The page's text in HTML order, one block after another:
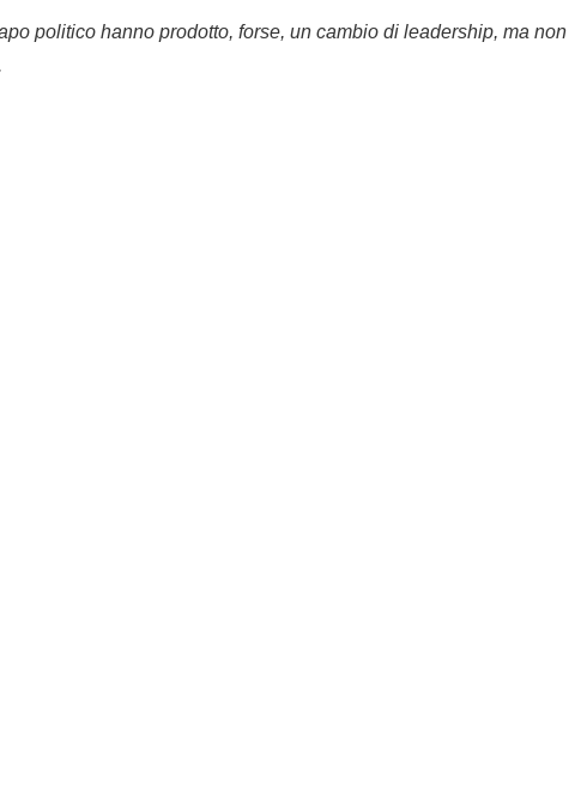
politico hanno prodotto, forse, un cambio di leadership, ma non